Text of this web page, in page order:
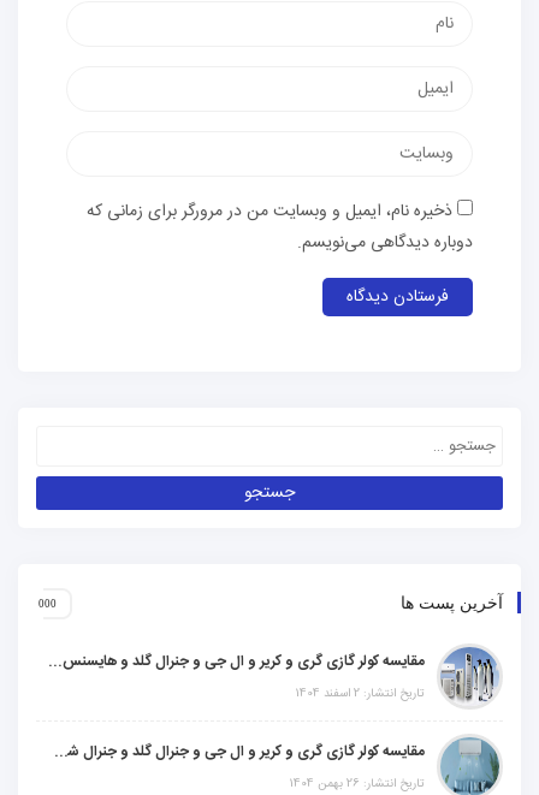
ذخیره نام، ایمیل و وبسایت من در مرورگر برای زمانی که
دوباره دیدگاهی می‌نویسم.
آخرین پست ها
مقایسه کولر گازی گری و کریر و ال جی و جنرال گلد و هایسنس و مدیا و اجنرال
تاریخ انتشار: 2 اسفند 1404
مقایسه کولر گازی گری و کریر و ال جی و جنرال گلد و جنرال شکار و سامسونگ و یونیوا
تاریخ انتشار: 26 بهمن 1404